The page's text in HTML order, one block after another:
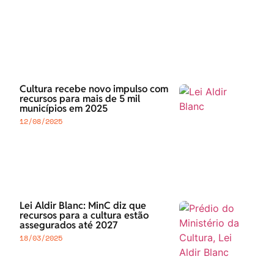
Cultura recebe novo impulso com
recursos para mais de 5 mil
municípios em 2025
12/08/2025
Lei Aldir Blanc: MinC diz que
recursos para a cultura estão
assegurados até 2027
18/03/2025